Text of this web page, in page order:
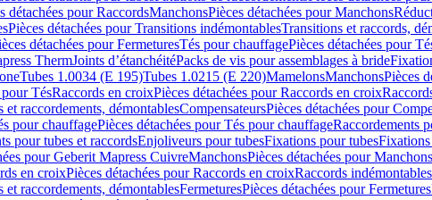
détachées pour RaccordsManchonsPièces détachées pour Manchons
Pièces détachées pour Transitions indémontablesTransitions et raccords,
détachées pour FermeturesTés pour chauffagePièces détachées pour
ThermJoints d’étanchéitéPacks de vis pour assemblages à bride
Tubes 1.0034 (E 195)Tubes 1.0215 (E 220)MamelonsManchonsPièces
pour TésRaccords en croixPièces détachées pour Raccords en croix
et raccordements, démontablesCompensateursPièces détachées pour
pour chauffagePièces détachées pour Tés pour chauffageRaccordements
pour tubes et raccordsEnjoliveurs pour tubesFixations pour tubesFixations
pour Geberit Mapress CuivreManchonsPièces détachées pour Manchons
en croixPièces détachées pour Raccords en croixRaccords indémontables
et raccordements, démontablesFermeturesPièces détachées pour Fermetures